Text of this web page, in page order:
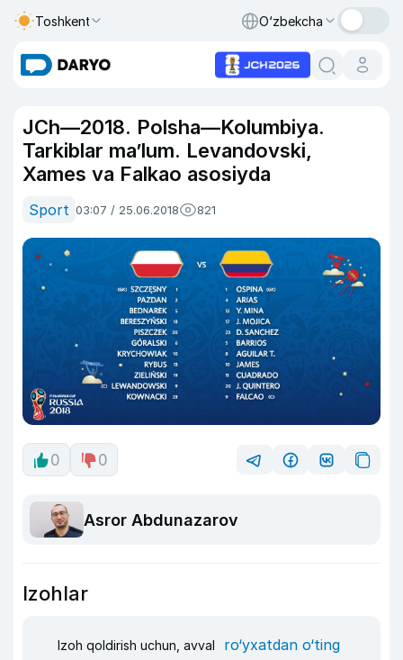
Toshkent O‘zbekcha
JCh—2018. Polsha—Kolumbiya.
Tarkiblar ma’lum. Levandovski,
Xames va Falkao asosiyda
Sport 03:07 / 25.06.2018 821
0 0
Asror Abdunazarov
Izohlar
Izoh qoldirish uchun, avval ro‘yxatdan o‘ting